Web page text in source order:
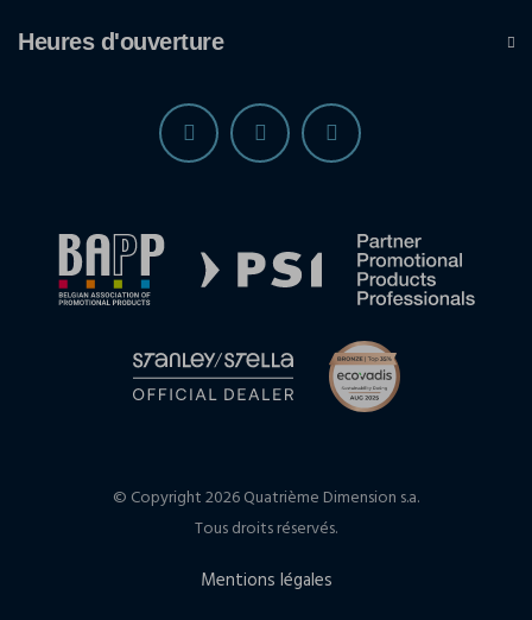
Heures d'ouverture
© Copyright 2026 Quatrième Dimension s.a.
Tous droits réservés.
Mentions légales